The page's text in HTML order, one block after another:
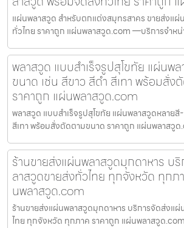
แผ่นพลาสวูด สำหรับตกแต่งสมุทรสาคร ขายส่งแ
ทั่วไทย ราคาถูก แผ่นพลาสวูด.com —บริการจำห
พลาสวูด แบบสำเร็จรูปสุโขทัย แผ่นพ
ขนาด เช่น สีขาว สีดำ สีเทา พร้อมสั่ง
ราคาถูก แผ่นพลาสวูด.com
พลาสวูด แบบสำเร็จรูปสุโขทัย แผ่นพลาสวูดหลายสี
สีเทา พร้อมสั่งตัดตามขนาด ราคาถูก แผ่นพลาสวู
ร้านขายส่งแผ่นพลาสวูดมุกดาหาร บ
ลาสวูดขายส่งทั่วไทย ทุกจังหวัด ทุกภ
นพลาสวูด.com
ร้านขายส่งแผ่นพลาสวูดมุกดาหาร บริการจัดส่งแ
ไทย ทุกจังหวัด ทุกภาค ราคาถูก แผ่นพลาสวูด